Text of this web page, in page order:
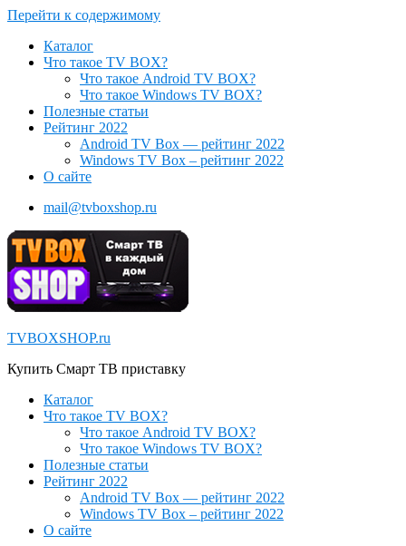
Перейти к содержимому
Каталог
Что такое TV BOX?
Что такое Android TV BOX?
Что такое Windows TV BOX?
Полезные статьи
Рейтинг 2022
Android TV Box — рейтинг 2022
Windows TV Box – рейтинг 2022
О сайте
mail@tvboxshop.ru
TVBOXSHOP.ru
Купить Смарт ТВ приставку
Каталог
Что такое TV BOX?
Что такое Android TV BOX?
Что такое Windows TV BOX?
Полезные статьи
Рейтинг 2022
Android TV Box — рейтинг 2022
Windows TV Box – рейтинг 2022
О сайте